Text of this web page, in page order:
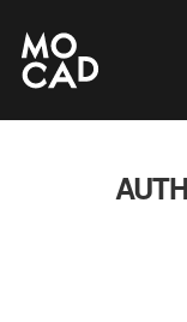
Skip to main